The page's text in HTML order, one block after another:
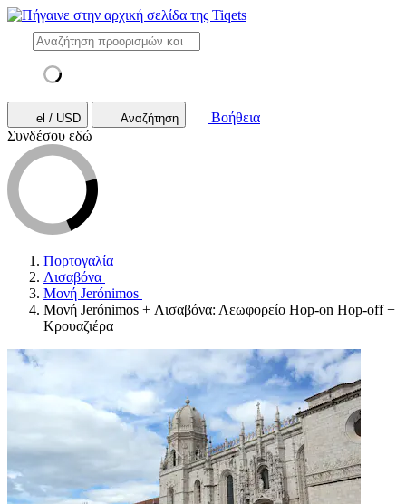
el / USD Αναζήτηση
Βοήθεια
Συνδέσου εδώ
Πορτογαλία
Λισαβόνα
Μονή Jerónimos
Μονή Jerónimos + Λισαβόνα: Λεωφορείο Hop-on Hop-off +
Κρουαζιέρα